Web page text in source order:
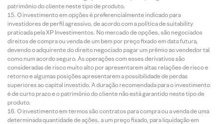
patrimônio do cliente neste tipo de produto.
O investimento em opções é preferencialmente indicado para
investidores de perfil agressivo, de acordo com a política de suitability
praticada pela XP Investimentos. No mercado de opções, são negociados
direitos de compra ou venda de um bem por preço fixado em data futura,
devendo o adquirente do direito negociado pagar um prêmio ao vendedor tal
como num acordo seguro. As operações com esses derivativos são
consideradas de risco muito alto por apresentarem altas relações de risco e
retorno e algumas posições apresentarem a possibilidade de perdas
superiores ao capital investido. A duração recomendada para o investimento
é de curto prazo e o patrimônio do cliente não está garantido neste tipo de
produto.
O investimento em termos são contratos para compra ou a venda de uma
determinada quantidade de ações, a um preço fixado, para liquidação em